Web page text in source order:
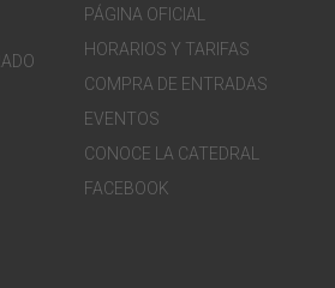
PÁGINA OFICIAL
HORARIOS Y TARIFAS
COMPRA DE ENTRADAS
EVENTOS
CONOCE LA CATEDRAL
FACEBOOK